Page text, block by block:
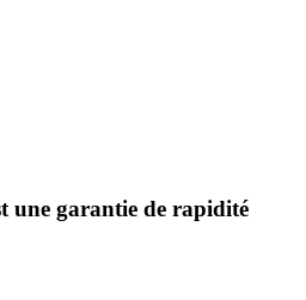
une garantie de rapidité